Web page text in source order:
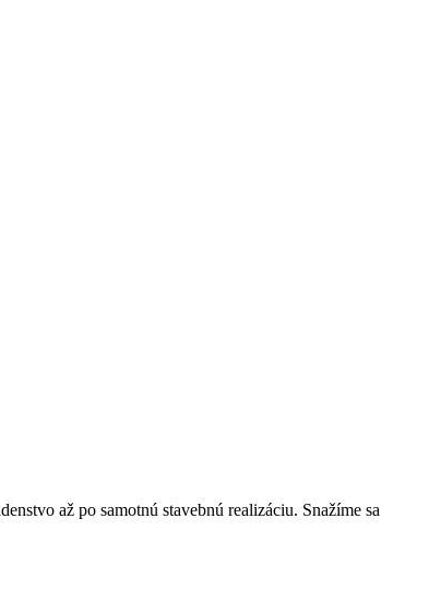
až po samotnú stavebnú realizáciu. Snažíme sa